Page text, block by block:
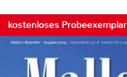
kostenloses Probeexemplar